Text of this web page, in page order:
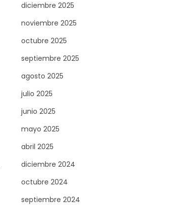
diciembre 2025
noviembre 2025
octubre 2025
septiembre 2025
agosto 2025
julio 2025
junio 2025
mayo 2025
abril 2025
diciembre 2024
octubre 2024
septiembre 2024